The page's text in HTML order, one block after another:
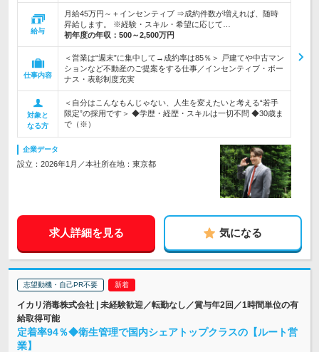
給与
月給45万円～＋インセンティブ ⇒成約件数が増えれば、随時
昇給します。 ※経験・スキル・希望に応じて…
初年度の年収： 500～2,500万円
仕事内容
＜営業は“週末”に集中して→成約率は85％＞ 戸建てや中古マン
ションなど不動産のご提案をする仕事／インセンティブ・ボー
ナス・表彰制度充実
対象と
なる方
＜自分はこんなもんじゃない、人生を変えたいと考える“若手
限定”の採用です＞ ◆学歴・経歴・スキルは一切不問 ◆30歳ま
で（※）
企業データ
設立：2026年1月／本社所在地：東京都
求人詳細を見る 気になる
志望動機・自己PR不要
イカリ消毒株式会社 | 未経験歓迎／転勤なし／賞与年2回／1時間単位の有
給取得可能
定着率94％◆衛生管理で国内シェアトップクラスの【ルート営
業】